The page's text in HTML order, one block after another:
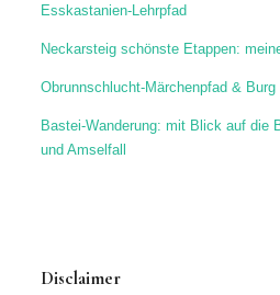
Esskastanien-Lehrpfad
Neckarsteig schönste Etappen:
Obrunnschlucht-Märchenpfad &
Bastei-Wanderung: mit Blick auf die
und Amselfall
Disclaimer